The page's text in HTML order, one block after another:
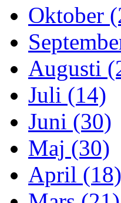
Oktober
Augusti
Juli (14)
Juni (30)
Maj (30)
April (18)